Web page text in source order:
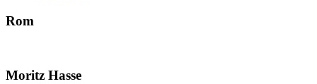
Rom
Moritz Hasse